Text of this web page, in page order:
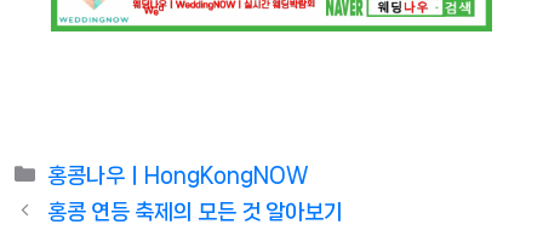
Categories
홍콩나우ㅣHongKongNOW
홍콩 연등 축제의 모든 것 알아보기